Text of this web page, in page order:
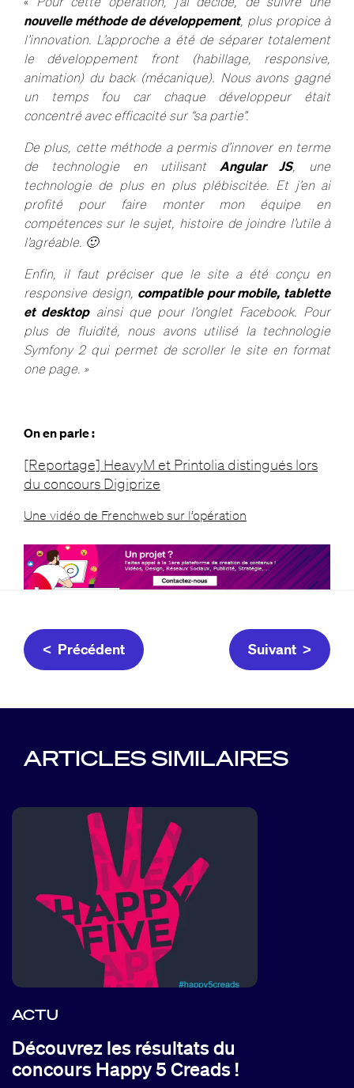
nouvelle méthode de développement, plus propice à
l’innovation. L’approche a été de séparer totalement
le développement front (habillage, responsive,
animation) du back (mécanique). Nous avons gagné
un temps fou car chaque développeur était
concentré avec efficacité sur “sa partie”.
De plus, cette méthode a permis d’innover en terme
de technologie en utilisantAngular JS, une
technologie de plus en plus plébiscitée. Et j’en ai
profité pour faire monter mon équipe en
compétences sur le sujet, histoire de joindre l’utile à
l’agréable. 🙂
Enfin, il faut préciser que le site a été conçu en
responsive design, compatible pour mobile, tablette
et desktopainsi que pour l’onglet Facebook. Pour
plus de fluidité, nous avons utilisé la technologie
Symfony 2 qui permet de scroller le site en format
one page. »
On en parle :
[Reportage] HeavyM et Printolia distingués lors
du concours Digiprize
Une vidéo de Frenchweb sur l’opération
< Précédent Suivant >
ARTICLES SIMILAIRES
ACTU
Découvrez les résultats du
concours Happy 5 Creads !